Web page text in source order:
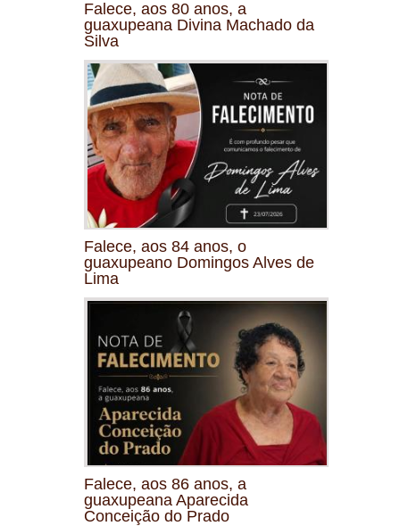
Falece, aos 80 anos, a
guaxupeana Divina Machado da
Silva
Falece, aos 84 anos, o
guaxupeano Domingos Alves de
Lima
Falece, aos 86 anos, a
guaxupeana Aparecida
Conceição do Prado